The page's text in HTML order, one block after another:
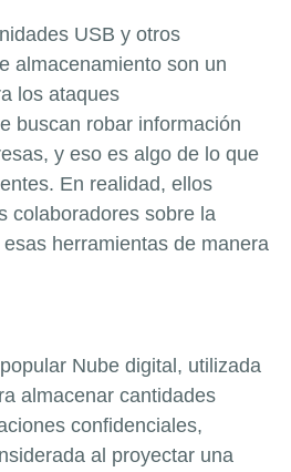
USB y otros
almacenamiento son un
los ataques
buscan robar información
y eso es algo de lo que
En realidad, ellos
colaboradores sobre la
herramientas de manera
Nube digital, utilizada
almacenar cantidades
confidenciales,
al proyectar una